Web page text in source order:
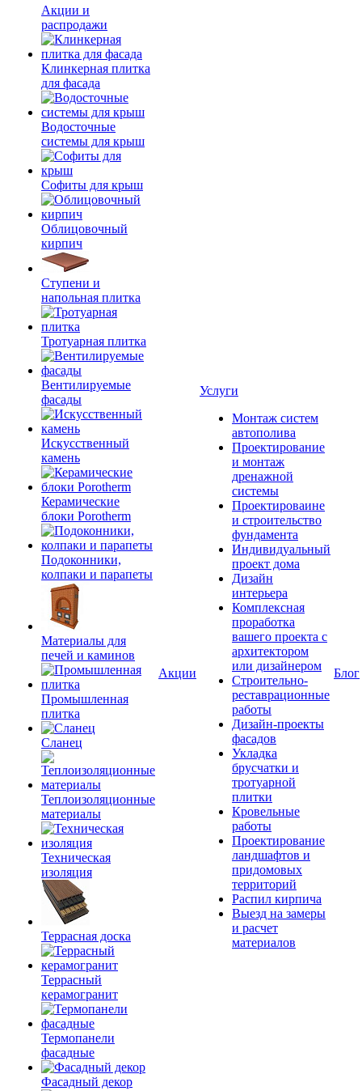
Акции и
распродажи
Клинкерная плитка
для фасада
Водосточные
системы для крыш
Софиты для крыш
Облицовочный
кирпич
Ступени и
напольная плитка
Тротуарная плитка
Вентилируемые
фасады
Искусственный
камень
Керамические
блоки Porotherm
Подоконники,
колпаки и парапеты
Материалы для
печей и каминов
Промышленная
плитка
Сланец
Теплоизоляционные
материалы
Техническая
изоляция
Террасная доска
Террасный
керамогранит
Термопанели
фасадные
Фасадный декор
Акции
Услуги
Монтаж систем
автополива
Проектирование
и монтаж
дренажной
системы
Проектироваине
и строительство
фундамента
Индивидуальный
проект дома
Дизайн
интерьера
Комплексная
проработка
вашего проекта с
архитектором
или дизайнером
Строительно-
реставрационные
работы
Дизайн-проекты
фасадов
Укладка
брусчатки и
тротуарной
плитки
Кровельные
работы
Проектирование
ландшафтов и
придомовых
территорий
Распил кирпича
Выезд на замеры
и расчет
материалов
Блог